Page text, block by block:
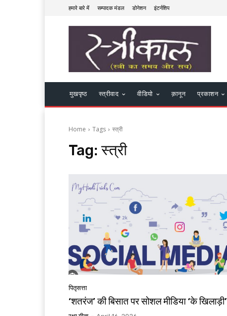
हमारे बारे में सम्पादक मंडल डोनेशन इंटर्नशिप
मुखपृष्ठ स्त्रीवाद वीडियो क़ानून प्रकाशन
Home Tags स्त्री
Tag:स्त्री
पितृसत्ता
‘शतरंज’ की बिसात पर सोशल मीडिया ‘के खिलाड़ी’